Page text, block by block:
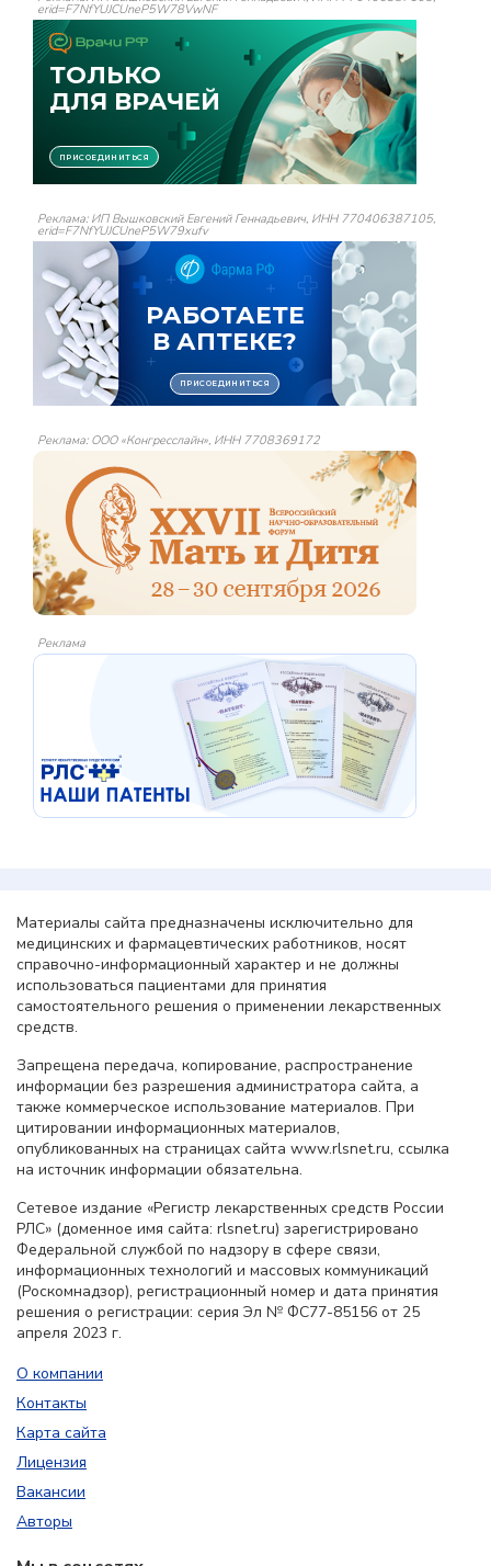
erid=F7NfYUJCUneP5W78VwNF
Реклама: ИП Вышковский Евгений Геннадьевич, ИНН 770406387105,
erid=F7NfYUJCUneP5W79xufv
Реклама: ООО «Конгресслайн», ИНН 7708369172
Реклама
Материалы сайта предназначены исключительно для
медицинских и фармацевтических работников, носят
справочно-информационный характер и не должны
использоваться пациентами для принятия
самостоятельного решения о применении лекарственных
средств.
Запрещена передача, копирование, распространение
информации без разрешения администратора сайта, а
также коммерческое использование материалов. При
цитировании информационных материалов,
опубликованных на страницах сайта www.rlsnet.ru, ссылка
на источник информации обязательна.
Сетевое издание «Регистр лекарственных средств России
РЛС» (доменное имя сайта: rlsnet.ru) зарегистрировано
Федеральной службой по надзору в сфере связи,
информационных технологий и массовых коммуникаций
(Роскомнадзор), регистрационный номер и дата принятия
решения о регистрации: серия Эл № ФС77-85156 от 25
апреля 2023 г.
О компании
Контакты
Карта сайта
Лицензия
Вакансии
Авторы